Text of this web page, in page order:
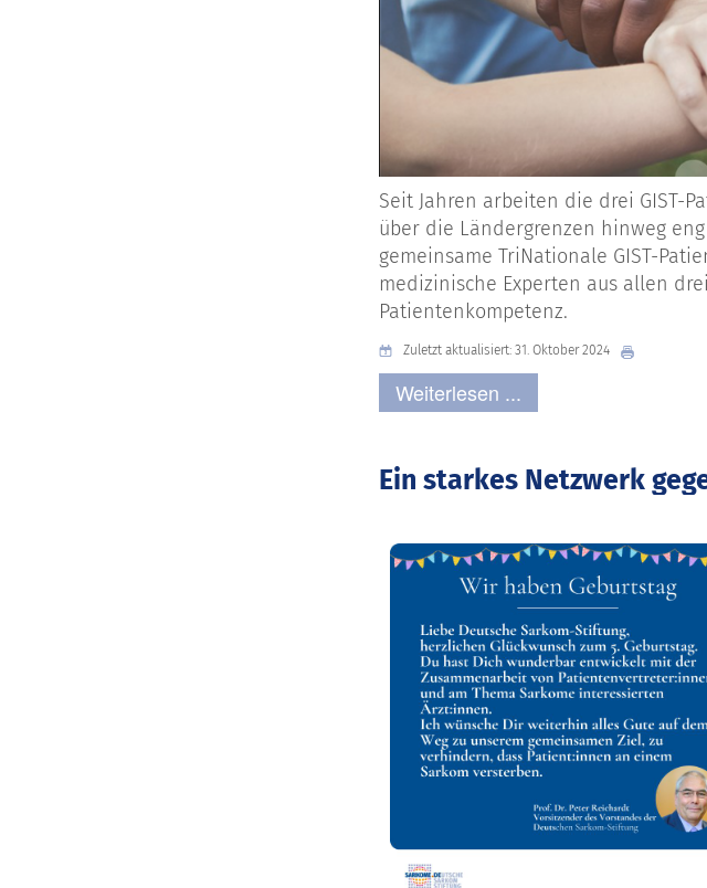
Seit Jahren arbeiten die drei GIST-
über die Ländergrenzen hinweg
gemeinsame TriNationale GIST-
medizinische Experten aus allen
Patientenkompetenz.
Zuletzt aktualisiert: 31. Oktober 2024
Weiterlesen ...
Ein starkes Netzwerk